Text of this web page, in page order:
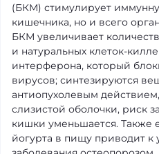
(БКМ) стимулирует
кишечника, но и всего
БКМ увеличивает
и натуральных клеток-
интерферона, который
вирусов; синтезируются
антиопухолевым
слизистой оболочки, риск
кишки уменьшается. Также
йогурта в пищу приводит